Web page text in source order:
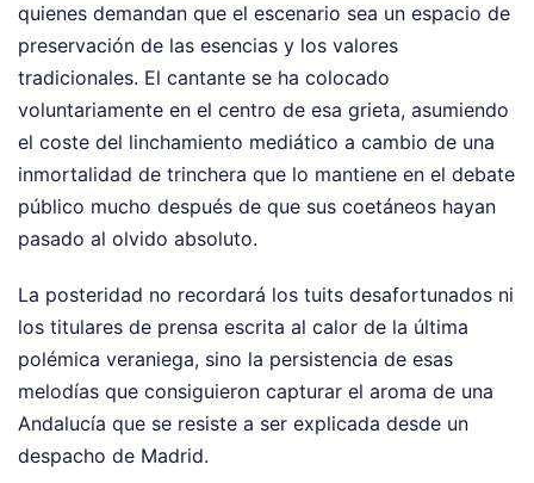
quienes demandan que el escenario sea un espacio de
preservación de las esencias y los valores
tradicionales. El cantante se ha colocado
voluntariamente en el centro de esa grieta, asumiendo
el coste del linchamiento mediático a cambio de una
inmortalidad de trinchera que lo mantiene en el debate
público mucho después de que sus coetáneos hayan
pasado al olvido absoluto.
La posteridad no recordará los tuits desafortunados ni
los titulares de prensa escrita al calor de la última
polémica veraniega, sino la persistencia de esas
melodías que consiguieron capturar el aroma de una
Andalucía que se resiste a ser explicada desde un
despacho de Madrid.